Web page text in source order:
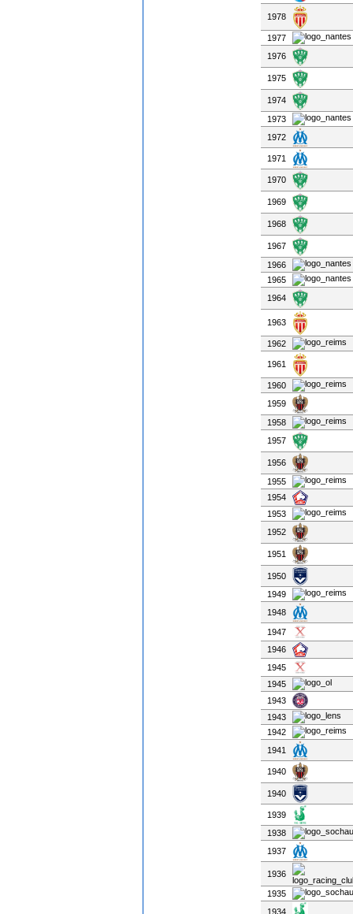
1978
1977
1976
1975
1974
1973
1972
1971
1970
1969
1968
1967
1966
1965
1964
1963
1962
1961
1960
1959
1958
1957
1956
1955
1954
1953
1952
1951
1950
1949
1948
1947
1946
1945
1945
1943
1943
1942
1941
1940
1940
1939
1938
1937
1936
1935
1934